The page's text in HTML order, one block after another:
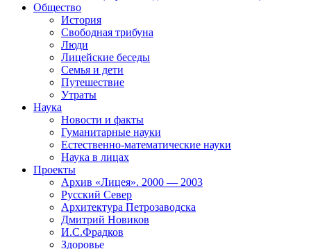
Общество
История
Свободная трибуна
Люди
Лицейские беседы
Семья и дети
Путешествие
Утраты
Наука
Новости и факты
Гуманитарные науки
Естественно-математические науки
Наука в лицах
Проекты
Архив «Лицея». 2000 — 2003
Русский Север
Архитектура Петрозаводска
Дмитрий Новиков
И.С.Фрадков
Здоровье